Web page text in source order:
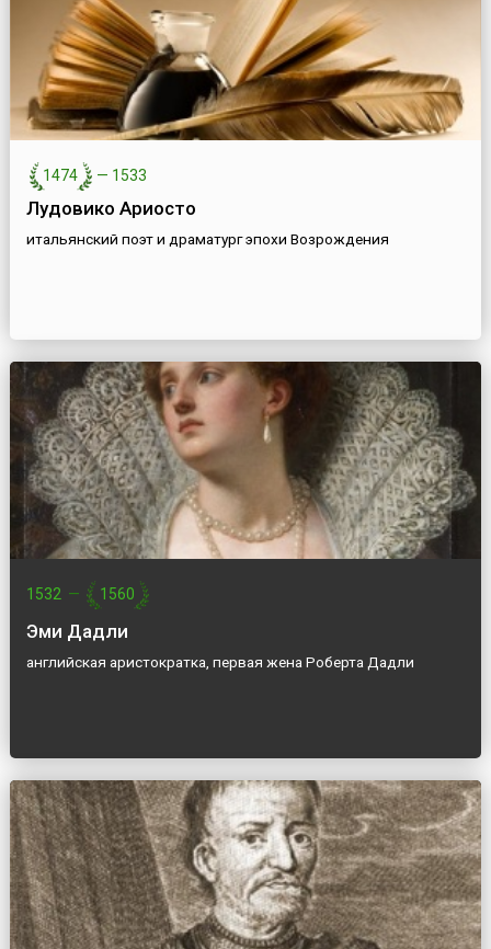
1474 — 1533
Лудовико Ариосто
итальянский поэт и драматург эпохи Возрождения
1532 — 1560
Эми Дадли
английская аристократка, первая жена Роберта Дадли